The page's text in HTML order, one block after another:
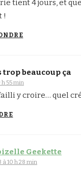
tient 4 jours, et que
!
trop beaucoup ça
h 55 min
y croire… quel
Geekette
à 10 h 28 min